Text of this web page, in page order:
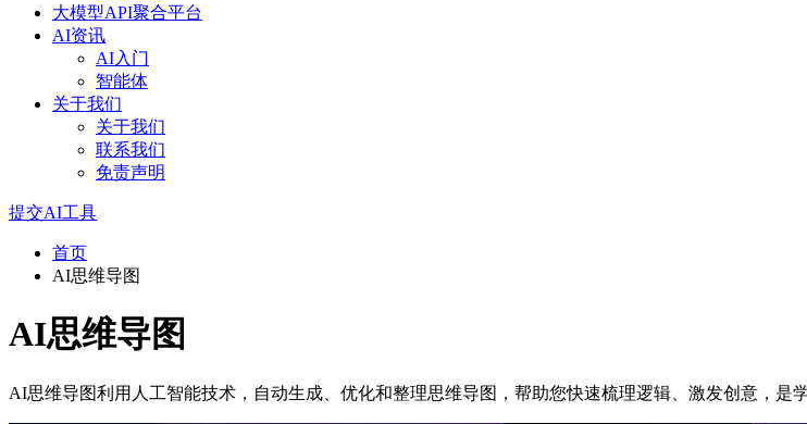
大模型API聚合平台
AI资讯
AI入门
智能体
关于我们
关于我们
联系我们
免责声明
提交AI工具
首页
AI思维导图
AI思维导图
AI思维导图利用人工智能技术，自动生成、优化和整理思维导图，帮助您快速梳理逻辑、激发创意，是